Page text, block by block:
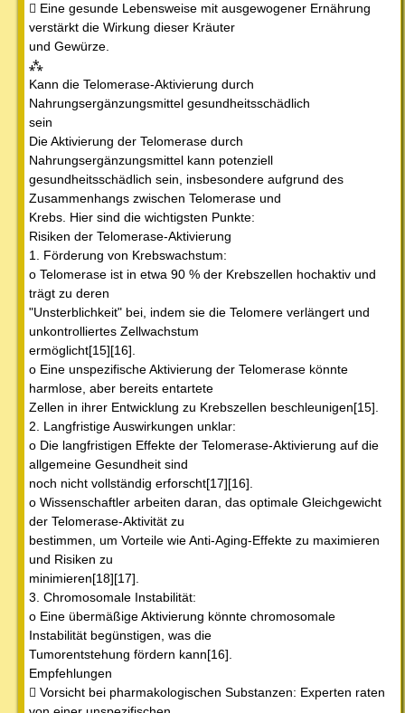
 Eine gesunde Lebensweise mit ausgewogener Ernährung
verstärkt die Wirkung dieser Kräuter
und Gewürze.
⁂
Kann die Telomerase-Aktivierung durch
Nahrungsergänzungsmittel gesundheitsschädlich
sein
Die Aktivierung der Telomerase durch
Nahrungsergänzungsmittel kann potenziell
gesundheitsschädlich sein, insbesondere aufgrund des
Zusammenhangs zwischen Telomerase und
Krebs. Hier sind die wichtigsten Punkte:
Risiken der Telomerase-Aktivierung
1. Förderung von Krebswachstum:
o Telomerase ist in etwa 90 % der Krebszellen hochaktiv und
trägt zu deren
"Unsterblichkeit" bei, indem sie die Telomere verlängert und
unkontrolliertes Zellwachstum
ermöglicht[15][16].
o Eine unspezifische Aktivierung der Telomerase könnte
harmlose, aber bereits entartete
Zellen in ihrer Entwicklung zu Krebszellen beschleunigen[15].
2. Langfristige Auswirkungen unklar:
o Die langfristigen Effekte der Telomerase-Aktivierung auf die
allgemeine Gesundheit sind
noch nicht vollständig erforscht[17][16].
o Wissenschaftler arbeiten daran, das optimale Gleichgewicht
der Telomerase-Aktivität zu
bestimmen, um Vorteile wie Anti-Aging-Effekte zu maximieren
und Risiken zu
minimieren[18][17].
3. Chromosomale Instabilität:
o Eine übermäßige Aktivierung könnte chromosomale
Instabilität begünstigen, was die
Tumorentstehung fördern kann[16].
Empfehlungen
 Vorsicht bei pharmakologischen Substanzen: Experten raten